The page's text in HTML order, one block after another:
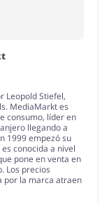
Leopold Stiefel,
MediaMarkt es
consumo, líder en
llegando a
1999 empezó su
conocida a nivel
pone en venta en
Los precios
por la marca atraen